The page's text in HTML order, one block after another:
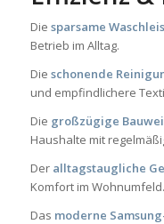
Die sparsame
Betrieb im Alltag.
Die schonende
und empfindlichere
Die großzügige
Haushalte mit
Der alltagstaugliche
Komfort im Wohnumfeld.
Das moderne